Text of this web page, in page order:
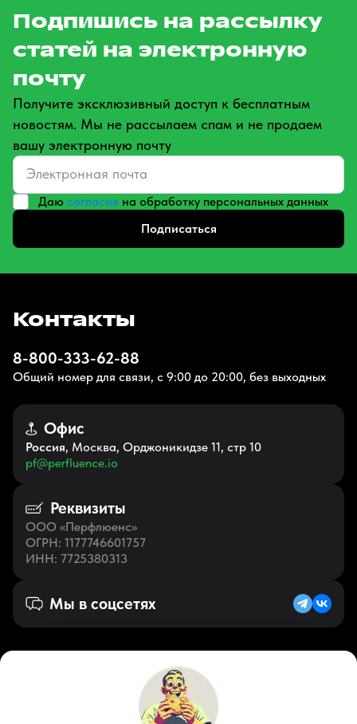
Подпишись на рассылку
статей на электронную
почту
Получите эксклюзивный доступ к бесплатным
новостям. Мы не рассылаем спам и не продаем
вашу электронную почту
Даю согласие на обработку персональных данных
Подписаться
Контакты
8-800-333-62-88
Общий номер для связи, с 9:00 до 20:00, без выходных
Офис
Россия, Москва, Орджоникидзе 11, стр 10
pf@perfluence.io
Реквизиты
ООО «Перфлюенс»
ОГРН: 1177746601757
ИНН: 7725380313
Мы в соцсетях
Русский (RU)